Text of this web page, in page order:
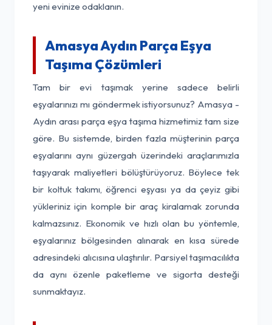
yeni evinize odaklanın.
Amasya Aydın Parça Eşya
Taşıma Çözümleri
Tam bir evi taşımak yerine sadece belirli
eşyalarınızı mı göndermek istiyorsunuz? Amasya -
Aydın arası parça eşya taşıma hizmetimiz tam size
göre. Bu sistemde, birden fazla müşterinin parça
eşyalarını aynı güzergah üzerindeki araçlarımızla
taşıyarak maliyetleri bölüştürüyoruz. Böylece tek
bir koltuk takımı, öğrenci eşyası ya da çeyiz gibi
yükleriniz için komple bir araç kiralamak zorunda
kalmazsınız. Ekonomik ve hızlı olan bu yöntemle,
eşyalarınız bölgesinden alınarak en kısa sürede
adresindeki alıcısına ulaştırılır. Parsiyel taşımacılıkta
da aynı özenle paketleme ve sigorta desteği
sunmaktayız.